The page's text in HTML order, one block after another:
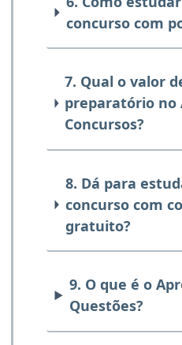
concurso com
7. Qual o valor
preparatório no
Concursos?
8. Dá para
concurso com
gratuito?
9. O que é o
Questões?